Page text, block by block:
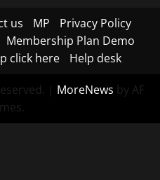
us MP
Privacy Policy
Membership Plan Demo
click here Help desk
| MoreNews by AF